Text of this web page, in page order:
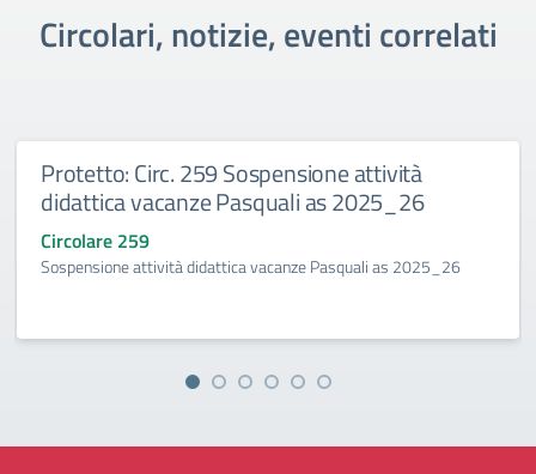
Circolari, notizie, eventi correlati
Protetto: Circ. 259 Sospensione attività
didattica vacanze Pasquali as 2025_26
Circolare 259
Sospensione attività didattica vacanze Pasquali as 2025_26